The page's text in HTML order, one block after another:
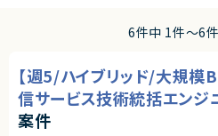
6件中 1件〜6
【週5/ハイブリッド/大規模
信サービス技術統括エンジ
案件